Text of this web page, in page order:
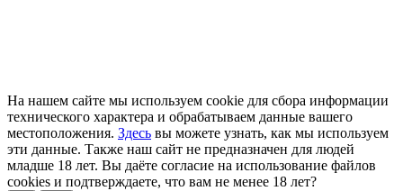
На нашем сайте мы используем cookie для сбора информации
технического характера и обрабатываем данные вашего
местоположения. Здесь вы можете узнать, как мы используем
эти данные. Также наш сайт не предназначен для людей
младше 18 лет. Вы даёте согласие на использование файлов
cookies и подтверждаете, что вам не менее 18 лет?